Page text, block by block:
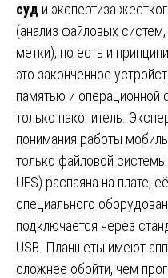
суд и экспертиза
(анализ файловых
метки), но есть и
это законченное
памятью и операционной
только накопитель.
понимания работы
только файловой
UFS) распаяна на плате,
специального
подключается через
USB. Планшеты имеют
сложнее обойти, чем